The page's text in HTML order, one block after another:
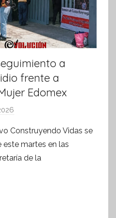
a
a
frente a
Edomex
r
S
í
Construyendo Vidas se
este martes en las
de la